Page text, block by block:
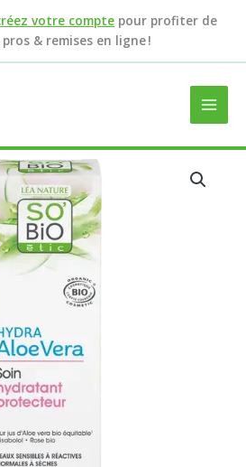
votre compte pour profiter de
& remises en ligne !